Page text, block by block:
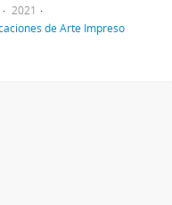
2021
de Arte Impreso